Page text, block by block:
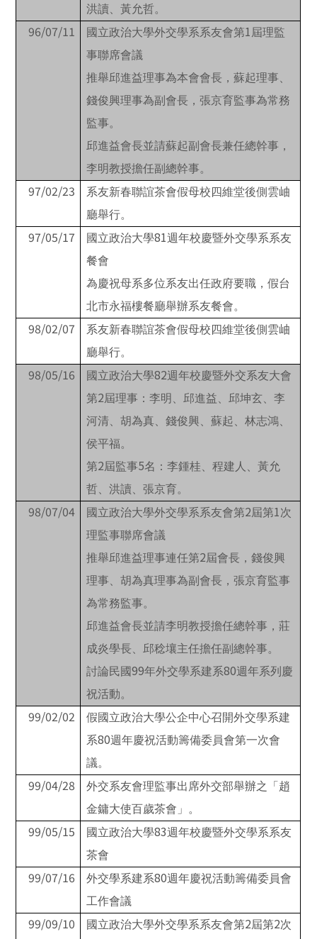
洪讀、黃允哲。
96/07/11 國立政治大學外交學系系友會第1 屆理監
事聯席會議
推舉邱進益理事為本會會長，蘇起理事、
錢俊興理事為副會長，張京育監事為常務
監事。
邱進益會長並請蘇起副會長兼任總幹事，
李明教授擔任副總幹事。
97/02/23
系友新春聯誼茶會假母校四維堂後側雲岫
廳舉行。
97/05/17 國立政治大學81週年校慶暨外交學系系友
餐會
為慶祝母系多位系友出任政府要職，假台
北市永福樓餐廳舉辦系友餐會。
98/02/07
系友新春聯誼茶會假母校四維堂後側雲岫
廳舉行。
98/05/16 國立政治大學82週年校慶暨外交系友大會
第2屆理事：李明、邱進益、邱坤玄、李
河清、胡為真、錢俊興、蘇起、林志鴻、
侯平福。
第2屆監事5名：李鍾桂、程建人、黃允
哲、洪讀、張京育。
98/07/04 國立政治大學外交學系系友會第2屆第1次
理監事聯席會議
推舉邱進益理事連任第2屆會長，錢俊興
理事、胡為真理事為副會長，張京育監事
為常務監事。
邱進益會長並請李明教授擔任總幹事，莊
成炎學長、邱稔壤主任擔任副總幹事。
討論民國99年外交學系建系80週年系列慶
祝活動。
99/02/02
假國立政治大學公企中心召開外交學系建
系80週年慶祝活動籌備委員會第一次會
議。
99/04/28
外交系友會理監事出席外交部舉辦之「趙
金鏞大使百歲茶會」。
99/05/15 國立政治大學83週年校慶暨外交學系系友
茶會
99/07/16 外交學系建系80週年慶祝活動籌備委員會
工作會議
99/09/10 國立政治大學外交學系系友會第2屆第2次